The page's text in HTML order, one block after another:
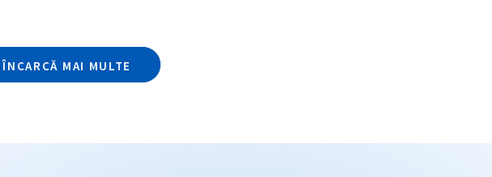
ÎNCARCĂ MAI MULTE